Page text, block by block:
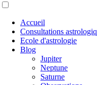
Accueil
Consultations
Ecole d'astrologie
Blog
Jupiter
Neptune
Saturne